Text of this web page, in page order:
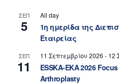
ΣΕΠ
5
All day
1η ημερίδα της
Εταιρείας
ΣΕΠ
11
11 Σεπτεμβρίου 2026 - 12
ESSKA-EKA 2026
Arthroplasty